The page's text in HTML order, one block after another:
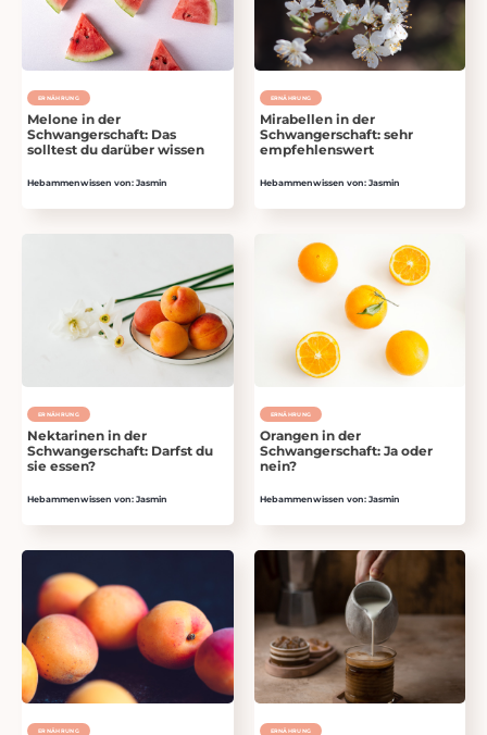
ERNÄHRUNG
Melone in der
Schwangerschaft: Das
solltest du darüber wissen
Hebammenwissen von: Jasmin
ERNÄHRUNG
Mirabellen in der
Schwangerschaft: sehr
empfehlenswert
Hebammenwissen von: Jasmin
ERNÄHRUNG
Nektarinen in der
Schwangerschaft: Darfst du
sie essen?
Hebammenwissen von: Jasmin
ERNÄHRUNG
Orangen in der
Schwangerschaft: Ja oder
nein?
Hebammenwissen von: Jasmin
ERNÄHRUNG ERNÄHRUNG